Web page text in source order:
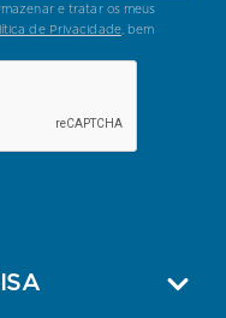
e tratar os meus
de Privacidade, bem